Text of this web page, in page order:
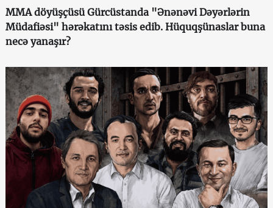
MMA döyüşçüsü Gürcüstanda "Ənənəvi Dəyərlərin
Müdafiəsi" hərəkatını təsis edib. Hüquqşünaslar buna
necə yanaşır?